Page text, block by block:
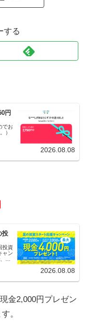
する
円
でお
）
2026.08.08
投
投資
ャン
使
2026.08.08
金2,000円プレゼン
。